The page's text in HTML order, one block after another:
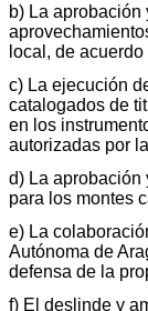
b) La
local, de
c) La ejecución
catalogados de
en los
autorizadas por
d) La aprobación
para los montes
e) La
Autónoma de
defensa de la
f) El deslinde y